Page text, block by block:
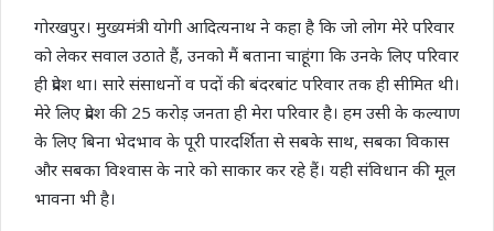
गोरखपुर। मुख्यमंत्री योगी आदित्यनाथ ने कहा है कि जो लोग मेरे परिवार
को लेकर सवाल उठाते हैं, उनको मैं बताना चाहूंगा कि उनके लिए परिवार
ही प्रदेश था। सारे संसाधनों व पदों की बंदरबांट परिवार तक ही सीमित थी।
मेरे लिए प्रदेश की 25 करोड़ जनता ही मेरा परिवार है। हम उसी के कल्याण
के लिए बिना भेदभाव के पूरी पारदर्शिता से सबके साथ, सबका विकास
और सबका विश्वास के नारे को साकार कर रहे हैं। यही संविधान की मूल
भावना भी है।